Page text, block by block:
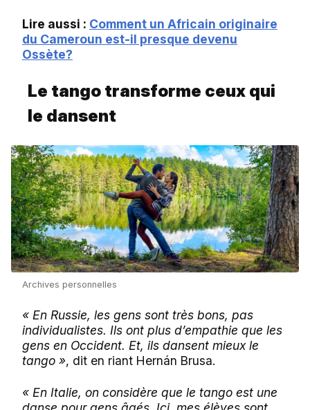
Lire aussi : Comment un Africain originaire
du Cameroun est-il presque devenu
Ossète?
Le tango transforme ceux qui
le dansent
Archives personnelles
« En Russie, les gens sont très bons, pas
individualistes. Ils ont plus d’empathie que les
gens en Occident. Et, ils dansent mieux le
tango », dit en riant Hernán Brusa.
« En Italie, on considère que le tango est une